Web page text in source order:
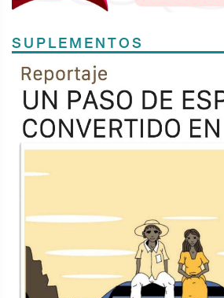
SUPLEMENTOS